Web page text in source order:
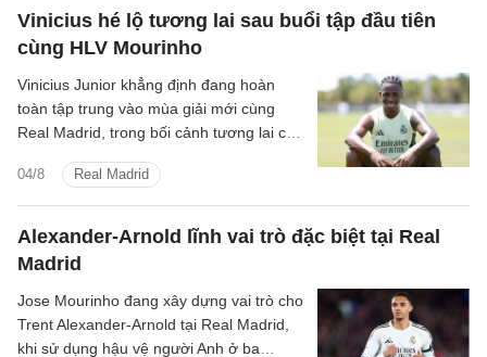
Vinicius hé lộ tương lai sau buổi tập đầu tiên
cùng HLV Mourinho
04/8 Real Madrid
Vinicius Junior khẳng định đang hoàn
toàn tập trung vào mùa giải mới cùng
Real Madrid, trong bối cảnh tương lai của
Alexander-Arnold lĩnh vai trò đặc biệt tại Real
Madrid
Jose Mourinho đang xây dựng vai trò cho
Trent Alexander-Arnold tại Real Madrid,
khi sử dụng hậu vệ người Anh ở ba